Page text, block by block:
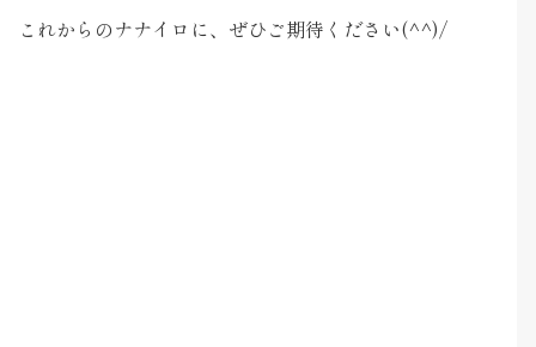
これからのナナイロに、ぜひご期待ください(^^)/